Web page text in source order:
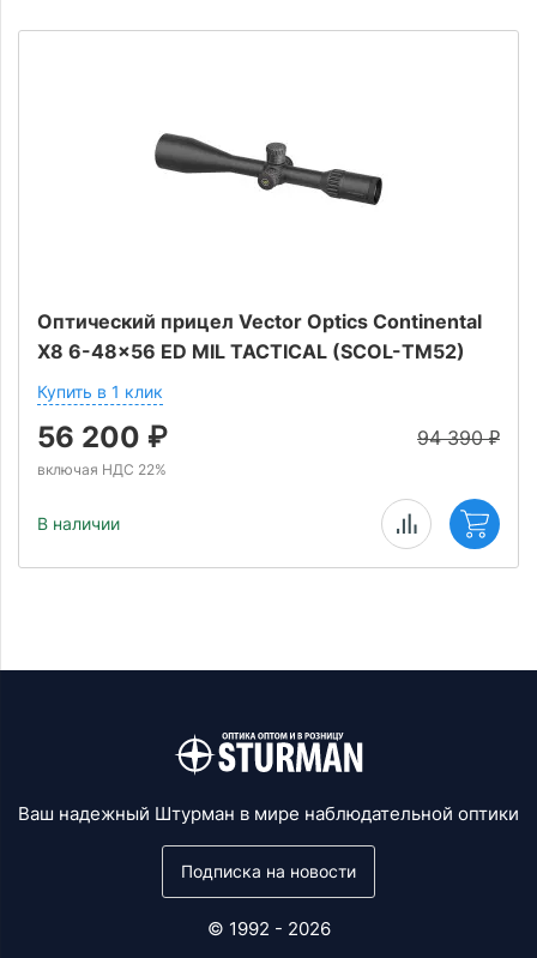
Оптический прицел Vector Optics Continental
X8 6-48x56 ED MIL TACTICAL (SCOL-TM52)
Купить в 1 клик
94 390₽
56 200 ₽
включая НДС 22%
В наличии
Ваш надежный Штурман в мире наблюдательной оптики
Подписка на новости
© 1992 - 2026